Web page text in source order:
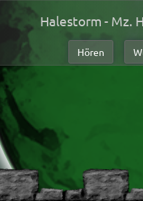
Halestorm - Mz.
Hören